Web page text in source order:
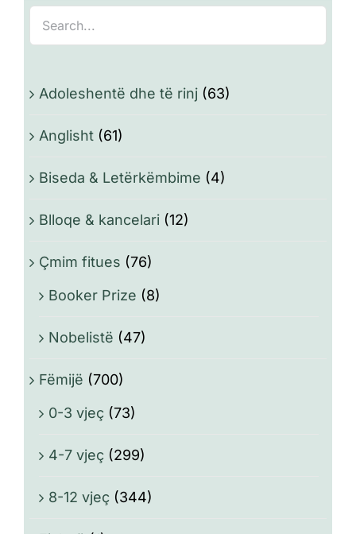
Adoleshentë dhe të rinj (63)
Anglisht (61)
Biseda & Letërkëmbime (4)
Blloqe & kancelari (12)
Çmim fitues (76)
Booker Prize (8)
Nobelistë (47)
Fëmijë (700)
0-3 vjeç (73)
4-7 vjeç (299)
8-12 vjeç (344)